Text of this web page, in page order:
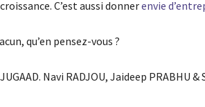
C’est aussi donnerenvie
qu’en pensez-vous ?
Navi RADJOU, Jaideep PRABHU